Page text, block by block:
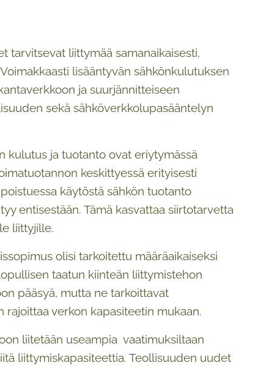
tarvitsevat liittymää samanaikaisesti,
lisääntyvän sähkönkulutuksen
ja suurjännitteiseen
sekä sähköverkkolupasääntelyn
kulutus ja tuotanto ovat eriytymässä
keskittyessä erityisesti
käytöstä sähkön tuotanto
entisestään. Tämä kasvattaa siirtotarvetta
liittyjille.
olisi tarkoitettu määräaikaiseksi
taatun kiinteän liittymistehon
pääsyä, mutta ne tarkoittavat
rajoittaa verkon kapasiteetin mukaan.
liitetään useampia vaatimuksiltaan
liittymiskapasiteettia. Teollisuuden uudet